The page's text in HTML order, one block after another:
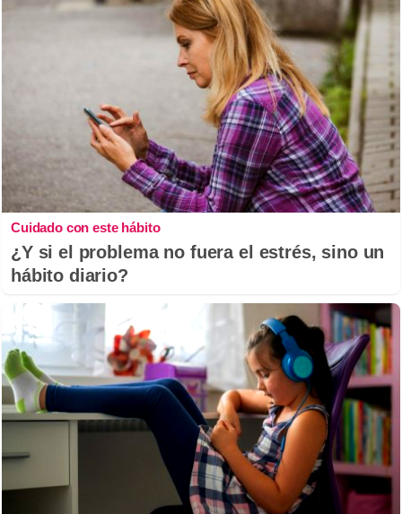
Cuidado con este hábito
¿Y si el problema no fuera el estrés, sino un
hábito diario?